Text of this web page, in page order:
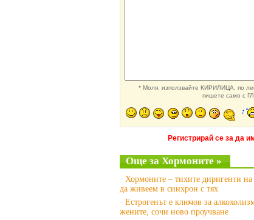
* Моля, използвайте КИРИЛИЦА, по
пишете само с
Регистрирай се за да
Още за Хормоните »
· Хормоните – тихите диригенти на
да живеем в синхрон с тях
· Естрогенът е ключов за
жените, сочи ново проучване